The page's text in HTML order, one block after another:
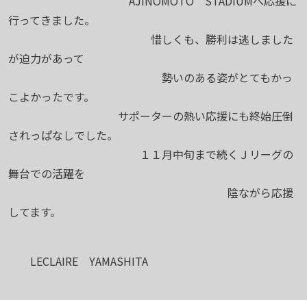
行ってきました。
惜しくも、勝利は逃しました
が迫力があって
勢いのある姿がとてもかっ
こよかったです。
サポーターの熱い応援にも終始圧倒
されっぱなしでした。
１１月中旬まで続くＪリーグの
舞台での活躍を
陰ながら応援
してます。
LECLAIRE YAMASHITA